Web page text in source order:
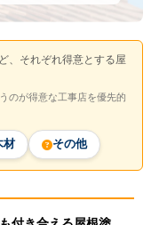
、それぞれ得意とする屋
のが得意な工事店を優先的
材 その他